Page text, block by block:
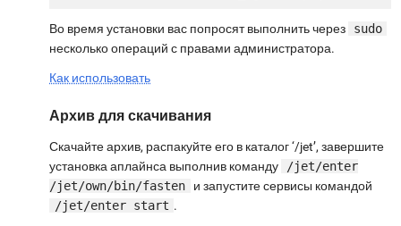
Во время установки вас попросят выполнить через
sudo
несколько операций с правами администратора.
Как использовать
Архив для скачивания
Скачайте архив, распакуйте его в каталог ‘/jet’, завершите
установка аплайнса выполнив команду
/jet/enter
/jet/own/bin/fasten
и запустите сервисы командой
/jet/enter start .